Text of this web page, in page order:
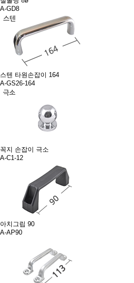
A-GD8
스텐 타원손잡이 164
A-GS26-164
꼭지 손잡이 극소
A-C1-12
아치그립 90
A-AP90